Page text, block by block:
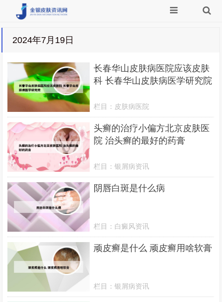
2024年7月19日
长春华山皮肤病医院应该皮肤
科 长春华山皮肤病医学研究院
栏目： 皮肤病医院
头癣的治疗小偏方北京皮肤医
院 治头癣的最好的药膏
栏目：银屑病资讯
阴唇白斑是什么病
栏目： 白癜风资讯
顽皮癣是什么 顽皮癣用啥软膏
栏目：银屑病资讯